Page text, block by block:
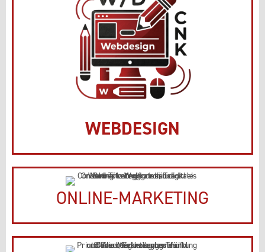
WEBDESIGN
ONLINE-MARKETING